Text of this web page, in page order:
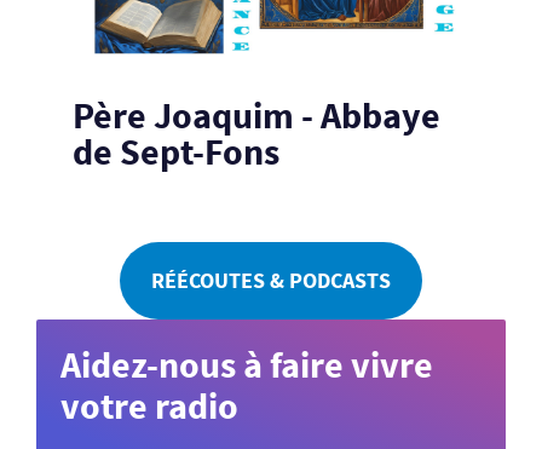
Père Joaquim - Abbaye
de Sept-Fons
RÉÉCOUTES & PODCASTS
Aidez-nous à faire vivre
votre radio